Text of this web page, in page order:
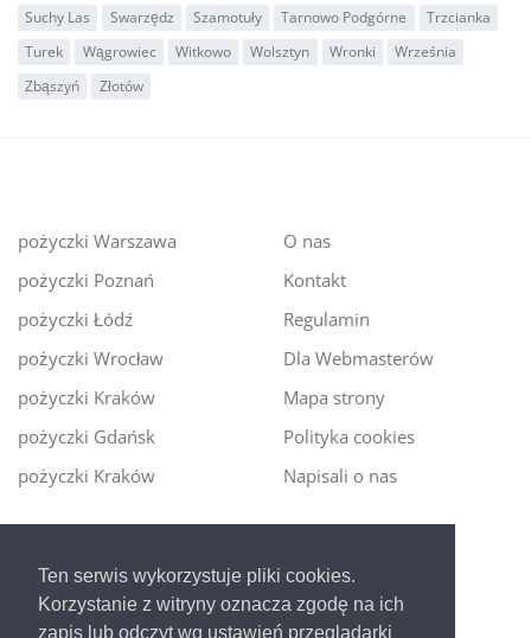
Ten serwis wykorzystuje pliki cookies.
Korzystanie z witryny oznacza zgodę na ich
zapis lub odczyt wg ustawień przeglądarki
Suchy Las
Swarzędz Szamotuły Tarnowo Podgórne
Trzcianka
Turek
Wągrowiec Witkowo Wolsztyn Wronki
Września
Zbąszyń
Złotów
pożyczki Warszawa
pożyczki Poznań
pożyczki Łódź
pożyczki Wrocław
pożyczki Kraków
pożyczki Gdańsk
pożyczki Kraków
O nas
Kontakt
Regulamin
Dla Webmasterów
Mapa strony
Polityka cookies
Napisali o nas
Ekspert kredytowy online- nowa era szybkiego i
bezpiecznego pożyczania!